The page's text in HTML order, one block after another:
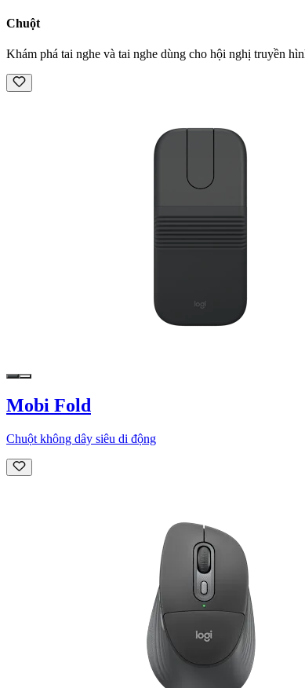
Chuột
Khám phá tai nghe và tai nghe dùng cho hội nghị truyền
Mobi Fold
Chuột không dây siêu di động